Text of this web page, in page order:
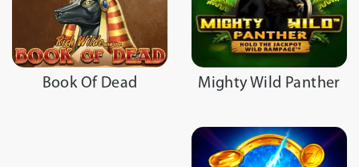
Book Of Dead Mighty Wild Panther